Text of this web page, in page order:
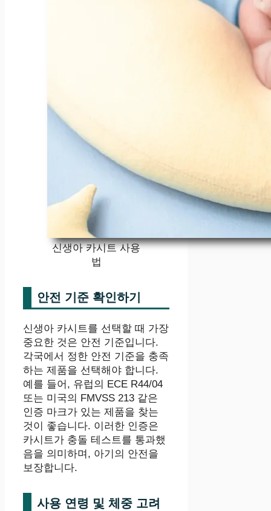
신생아 카시트 사용
법
안전 기준 확인하기
신생아 카시트를 선택할 때 가장
중요한 것은 안전 기준입니다.
각국에서 정한 안전 기준을 충족
하는 제품을 선택해야 합니다.
예를 들어, 유럽의 ECE R44/04
또는 미국의 FMVSS 213 같은
인증 마크가 있는 제품을 찾는
것이 좋습니다. 이러한 인증은
카시트가 충돌 테스트를 통과했
음을 의미하며, 아기의 안전을
보장합니다.
사용 연령 및 체중 고려